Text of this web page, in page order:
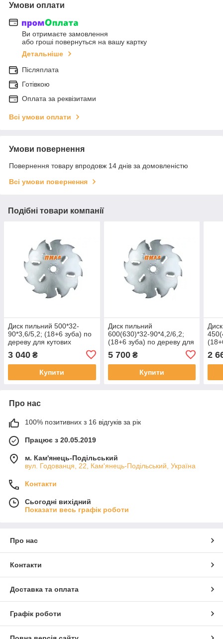
Умови оплати
Ви отримаєте замовлення
або гроші повернуться на вашу картку
Детальніше
Післяплата
Готівкою
Оплата за реквізитами
Всі умови оплати
Умови повернення
Повернення товару впродовж 14 днів за домовленістю
Всі умови повернення
Подібні товари компанії
Диск пильний 500*32-
90*3,6/5,2; (18+6 зуба) по
дереву для кутових
3 040 ₴
Купити
Диск пильний
600(630)*32-90*4,2/6,2;
(18+6 зуба) по дереву для
УГЛОПИЛ
5 700₴
Купити
2
Про нас
100% позитивних з 16 відгуків за рік
Працює з 20.05.2019
м. Кам'янець-Подільський
вул. Годованця, 22, Кам'янець-Подільський, Україна
Контакти
Сьогодні вихідний
Показати весь графік роботи
Про нас
Контакти
Доставка та оплата
Графік роботи